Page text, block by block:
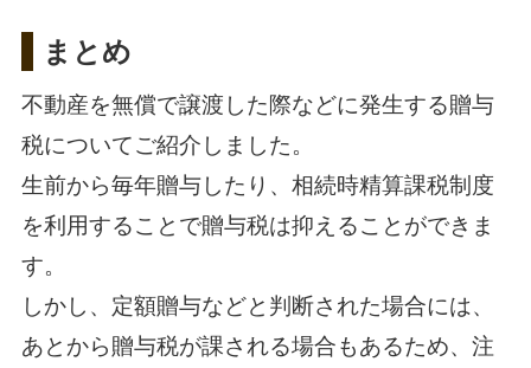
まとめ
不動産を無償で譲渡した際などに発生する贈与
税についてご紹介しました。
生前から毎年贈与したり、相続時精算課税制度
を利用することで贈与税は抑えることができま
す。
しかし、定額贈与などと判断された場合には、
あとから贈与税が課される場合もあるため、注